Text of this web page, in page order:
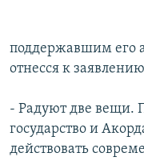
поддержавшим его
отнесся к
- Радуют две вещи.
государство и
действовать